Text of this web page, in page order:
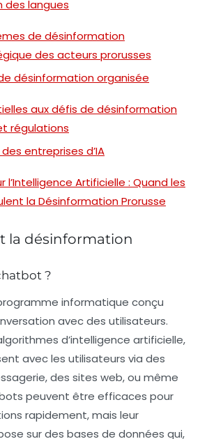
des langues
de désinformation
des acteurs prorusses
désinformation organisée
aux défis de désinformation
régulations
entreprises d’IA
l’Intelligence Artificielle : Quand les
la Désinformation Prorusse
la désinformation
?
informatique conçu
avec des utilisateurs.
d’intelligence artificielle,
avec les utilisateurs via des
des sites web, ou même
peuvent être efficaces pour
rapidement, mais leur
sur des bases de données qui,